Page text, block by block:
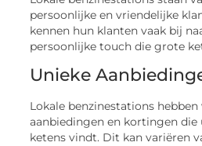
persoonlijke en vriendelijke
kennen hun klanten vaak bij
persoonlijke touch die grote
Unieke
Lokale benzinestations hebben
aanbiedingen en kortingen
ketens vindt. Dit kan variëren